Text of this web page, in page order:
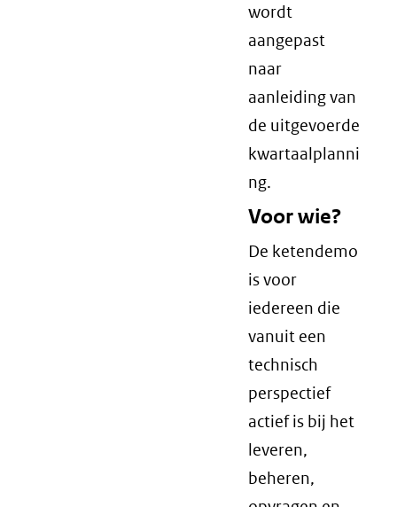
wordt
aangepast
naar
aanleiding van
de uitgevoerde
kwartaalplanni
ng.
Voor wie?
De ketendemo
is voor
iedereen die
vanuit een
technisch
perspectief
actief is bij het
leveren,
beheren,